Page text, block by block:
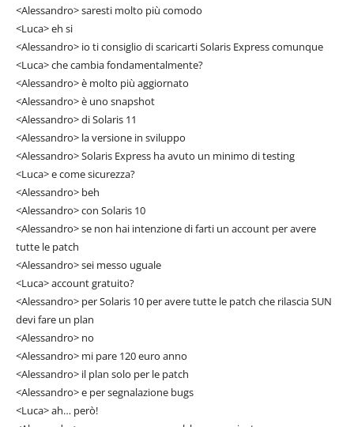
<Alessandro> saresti molto più comodo
<Luca> eh si
<Alessandro> io ti consiglio di scaricarti Solaris Express comunque
<Luca> che cambia fondamentalmente?
<Alessandro> è molto più aggiornato
<Alessandro> è uno snapshot
<Alessandro> di Solaris 11
<Alessandro> la versione in sviluppo
<Alessandro> Solaris Express ha avuto un minimo di testing
<Luca> e come sicurezza?
<Alessandro> beh
<Alessandro> con Solaris 10
<Alessandro> se non hai intenzione di farti un account per avere
tutte le patch
<Alessandro> sei messo uguale
<Luca> account gratuito?
<Alessandro> per Solaris 10 per avere tutte le patch che rilascia SUN
devi fare un plan
<Alessandro> no
<Alessandro> mi pare 120 euro anno
<Alessandro> il plan solo per le patch
<Alessandro> e per segnalazione bugs
<Luca> ah… però!